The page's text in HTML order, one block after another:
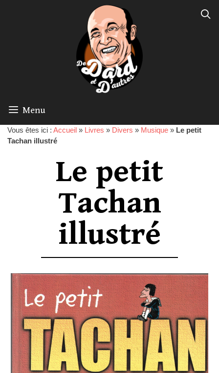
Menu
Vous êtes ici : Accueil » Livres » Divers » Musique » Le petit
Tachan illustré
Le petit
Tachan
illustré